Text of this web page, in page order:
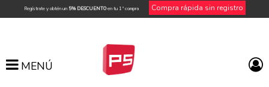
Regístrate y obtén un 5% DESCUENTOen tu 1ª compra Compra rápida sin registro
MENÚ